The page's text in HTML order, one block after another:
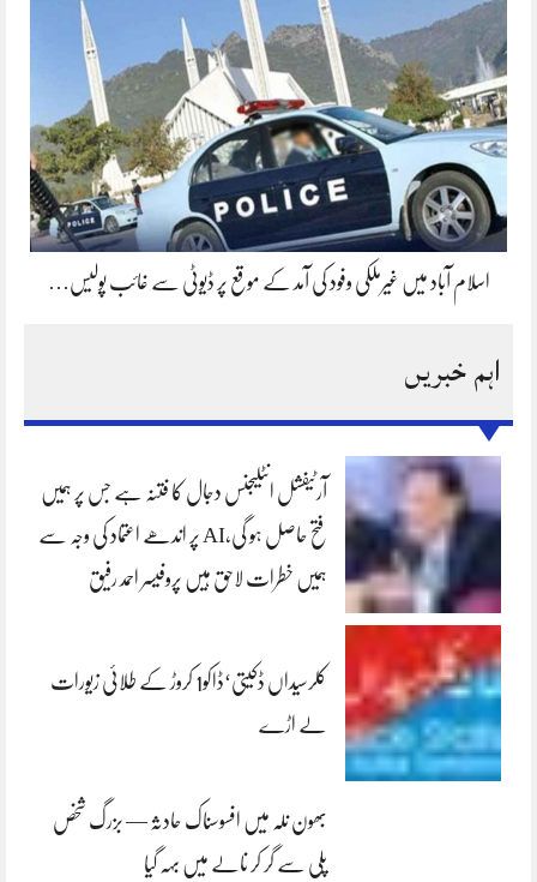
اسلام آباد میں غیرملکی وفود کی آمد کے موقع پر ڈیوٹی سے غائب پولیس…
اہم خبریں
آرٹیفشل انٹلیجنس دجال کا فتنہ ہے جس پر ہمیں
فتح حاصل ہو گی،AI پر اندھے اعتماد کی وجہ سے
ہمیں خطرات لاحق ہیں پروفیسر احمد رفیق
کلرسیداں ڈکیتی‘ڈاکو1 کروڑ کے طلائی زیورات
لے اڑے
بھون نلہ میں افسوسناک حادثہ — بزرگ شخص
پلی سے گر کر نالے میں بہہ گیا